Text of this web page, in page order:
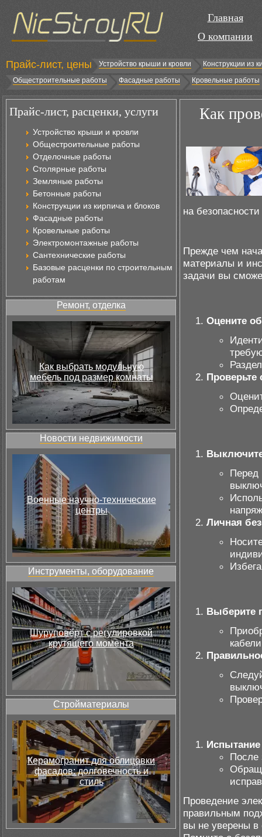
Главная
О компании
Прайс-лист, цены Устройство крыши и кровли
Конструкции из
Общестроительные работы
Фасадные работы Кровельные работы
Прайс-лист, расценки, услуги
Устройство крыши и кровли
Общестроительные работы
Отделочные работы
Столярные работы
Земляные работы
Бетонные работы
Конструкции из кирпича и блоков
Фасадные работы
Кровельные работы
Электромонтажные работы
Сантехнические работы
Базовые расценки по строительным
работам
Ремонт, отделка
Как выбрать модульную
мебель под размер комнаты
Новости недвижимости
Военные научно-технические
центры
Инструменты, оборудование
Шуруповёрт с регулировкой
крутящего момента
Стройматериалы
Керамогранит для облицовки
фасадов: долговечность и
стиль
Как
на
Прежде чем
материалы и
задачи вы
Оцените
Перед
Личная
Выберите
После
Проведение
правильным
вы не уверены в